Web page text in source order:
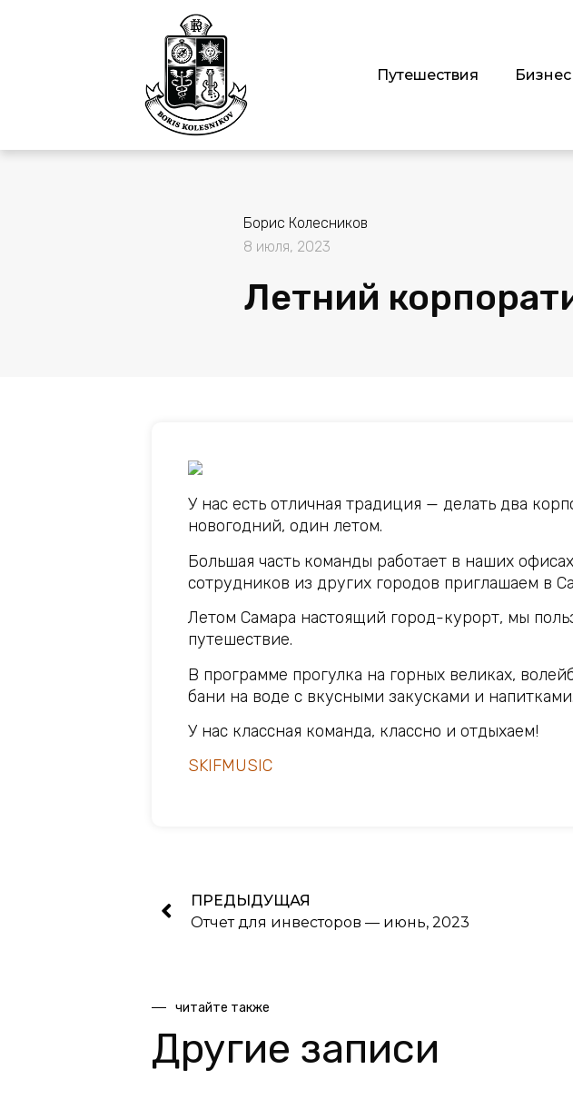
Путешествия Бизнес
Борис Колесников
8 июля, 2023
Летний
У нас есть отличная традиция — делать два
новогодний, один летом.
Большая часть команды работает в наших
сотрудников из других городов приглашаем в
Летом Самара настоящий город-курорт, мы
путешествие.
В программе прогулка на горных великах,
бани на воде с вкусными закусками и напитками.
У нас классная команда, классно и отдыхаем!
SKIFMUSIC
ПРЕДЫДУЩАЯ
Отчет для инвесторов — июнь, 2023
читайте также
Другие записи